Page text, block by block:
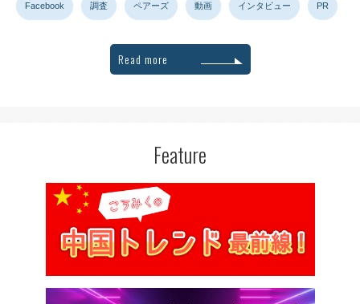
Facebook 調査 ペアーズ 動画 インタビュー PR
Read more
Feature